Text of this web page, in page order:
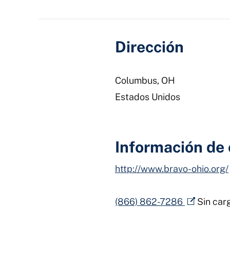
Dirección
Columbus, OH
Estados Unidos
Información
http://www.bravo-ohio.org/
(866) 862-7286 Sin